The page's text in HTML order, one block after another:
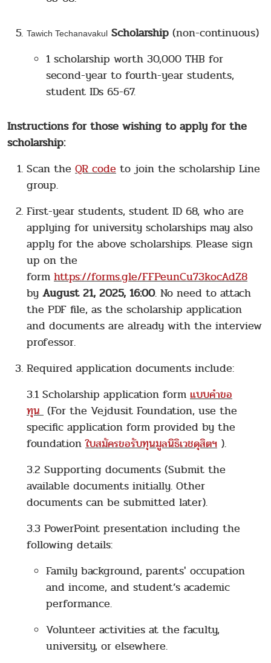
Tawich Techanavakul Scholarship (non-continuous)
1 scholarship worth 30,000 THB for
second-year to fourth-year students,
student IDs 65-67.
Instructions for those wishing to apply for the
scholarship:
Scan the QR code to join the scholarship Line
group.
First-year students, student ID 68, who are
applying for university scholarships may also
apply for the above scholarships. Please sign
up on the
form https://forms.gle/FFPeunCu73kocAdZ8
by August 21, 2025, 16:00. No need to attach
the PDF file, as the scholarship application
and documents are already with the interview
professor.
Required application documents include:
3.1 Scholarship application form แบบคำขอ
ทุน (For the Vejdusit Foundation, use the
specific application form provided by the
foundationใบสมัครขอรับทุนมูลนิธิเวชดุสิตฯ ).
3.2 Supporting documents (Submit the
available documents initially. Other
documents can be submitted later).
3.3 PowerPoint presentation including the
following details:
Family background, parents' occupation
and income, and student’s academic
performance.
Volunteer activities at the faculty,
university, or elsewhere.